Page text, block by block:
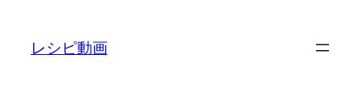
レシピ動画